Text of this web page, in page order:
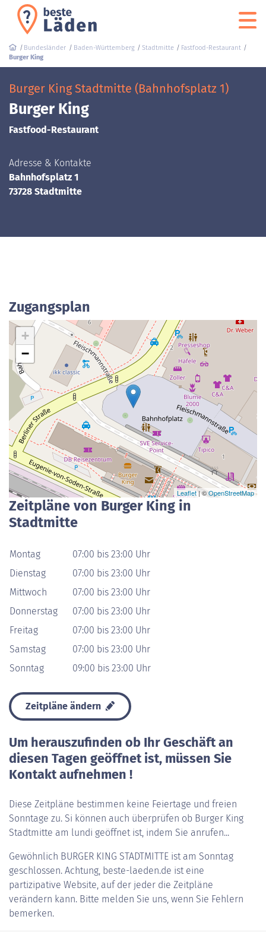
Bundesländer Baden-Württemberg Stadtmitte
Fastfood-Restaurant
Burger King
Burger King Stadtmitte (Bahnhofsplatz 1)
Burger King
Fastfood-Restaurant
Adresse & Kontakte
Bahnhofsplatz 1
73728 Stadtmitte
Zugangsplan
+
−
Leaflet| ©OpenStreetMap
Zeitpläne von Burger King in
Stadtmitte
Montag
07:00 bis 23:00 Uhr
Dienstag
07:00 bis 23:00 Uhr
Mittwoch
07:00 bis 23:00 Uhr
Donnerstag
07:00 bis 23:00 Uhr
Freitag
07:00 bis 23:00 Uhr
Samstag
07:00 bis 23:00 Uhr
Sonntag
09:00 bis 23:00 Uhr
Zeitpläne ändern
Um herauszufinden ob Ihr Geschäft an
diesen Tagen geöffnet ist, müssen Sie
Kontakt aufnehmen !
Diese Zeitpläne bestimmen keine Feiertage und freien
Sonntage zu. Si können auch überprüfen ob Burger King
Stadtmitte am lundi geöffnet ist, indem Sie anrufen...
Gewöhnlich BURGER KING STADTMITTE ist am Sonntag
geschlossen. Achtung, beste-laeden.de ist eine
partizipative Website, auf der jeder die Zeitpläne
verändern kann. Bitte melden Sie uns, wenn Sie Fehlern
bemerken.